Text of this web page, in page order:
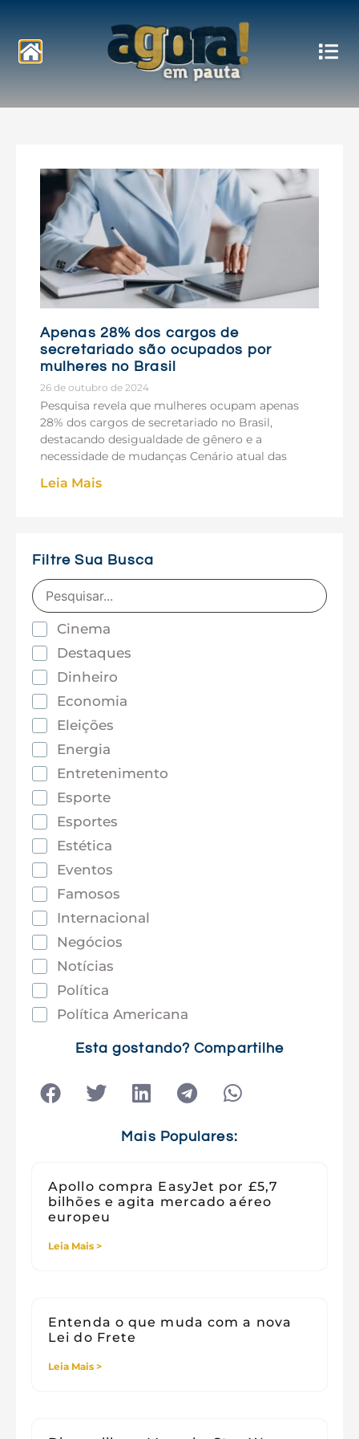
Notícias
Apenas 28% dos cargos de
secretariado são ocupados por
mulheres no Brasil
26 de outubro de 2024
Pesquisa revela que mulheres ocupam apenas
28% dos cargos de secretariado no Brasil,
destacando desigualdade de gênero e a
necessidade de mudanças Cenário atual das
Leia Mais
Filtre Sua Busca
Cinema
Destaques
Dinheiro
Economia
Eleições
Energia
Entretenimento
Esporte
Esportes
Estética
Eventos
Famosos
Internacional
Negócios
Notícias
Política
Política Americana
Tecnologia
Esta gostando? Compartilhe
Mais Populares:
Apollo compra EasyJet por £5,7
bilhões e agita mercado aéreo
europeu
Leia Mais >
Entenda o que muda com a nova
Lei do Frete
Leia Mais >